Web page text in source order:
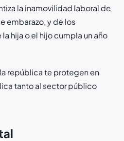
la inamovilidad laboral de
embarazo, y de los
hija o el hijo cumpla un año
república te protegen en
tanto al sector público